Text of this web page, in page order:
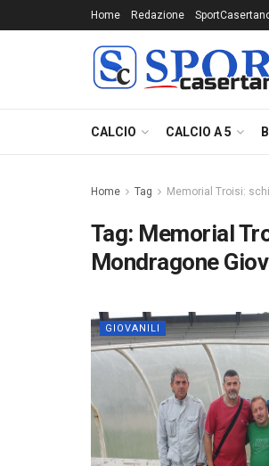
Home Redazione
CALCIO CALCIO A 5
Home Tag Memorial Troisi:
Tag: Memorial
Mondragone
GIOVANILI